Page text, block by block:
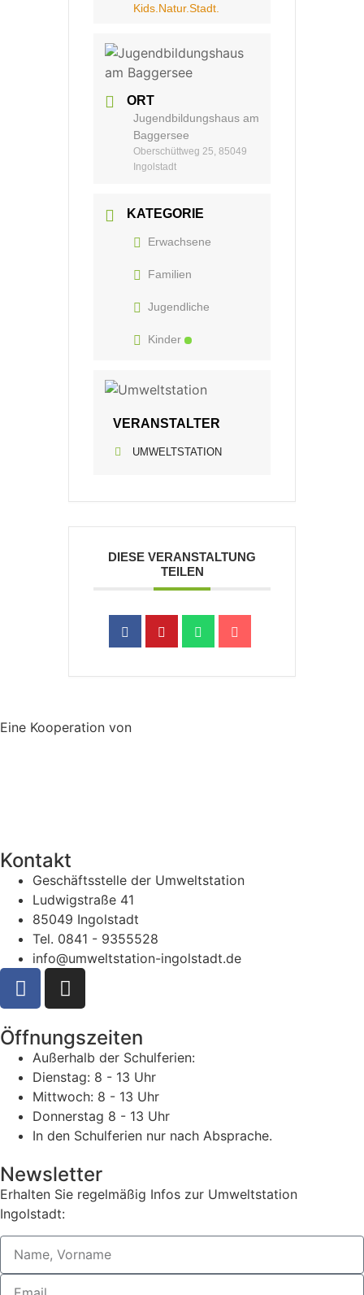
Kids.Natur.Stadt.
ORT
Jugendbildungshaus am
Baggersee
Oberschüttweg 25, 85049
Ingolstadt
KATEGORIE
Erwachsene
Familien
Jugendliche
Kinder
VERANSTALTER
UMWELTSTATION
DIESE VERANSTALTUNG
TEILEN
Eine Kooperation von
Kontakt
Geschäftsstelle der Umweltstation
Ludwigstraße 41
85049 Ingolstadt
Tel. 0841 - 9355528
info@umweltstation-ingolstadt.de
Öffnungszeiten
Außerhalb der Schulferien:
Dienstag: 8 - 13 Uhr
Mittwoch: 8 - 13 Uhr
Donnerstag 8 - 13 Uhr
In den Schulferien nur nach Absprache.
Newsletter
Erhalten Sie regelmäßig Infos zur Umweltstation
Ingolstadt: